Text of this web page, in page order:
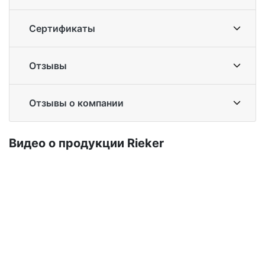
Сертификаты
Отзывы
Отзывы о компании
Ви­део о про­дук­ции Ri­eker